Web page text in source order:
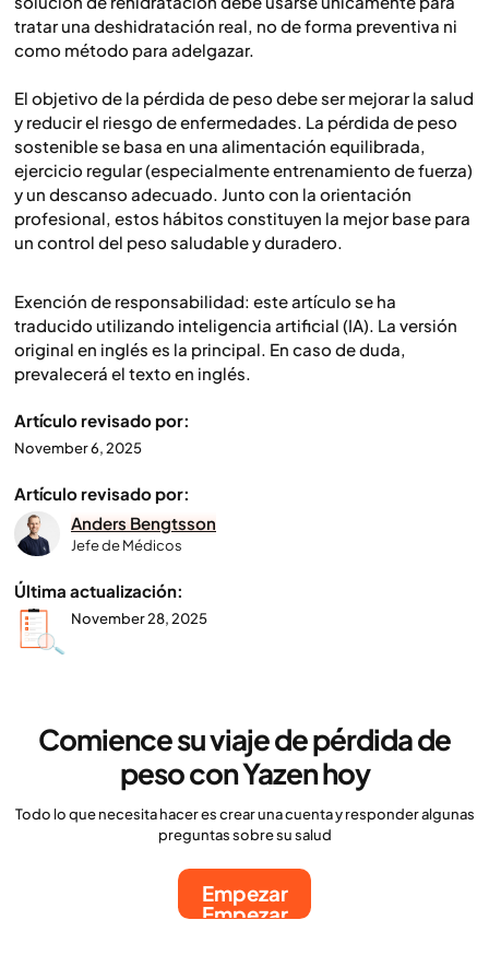
tratar una deshidratación real, no de forma preventiva ni
como método para adelgazar.
El objetivo de la pérdida de peso debe ser mejorar la salud
y reducir el riesgo de enfermedades. La pérdida de peso
sostenible se basa en una alimentación equilibrada,
ejercicio regular (especialmente entrenamiento de fuerza)
y un descanso adecuado. Junto con la orientación
profesional, estos hábitos constituyen la mejor base para
un control del peso saludable y duradero.
Exención de responsabilidad: este artículo se ha
traducido utilizando inteligencia artificial (IA). La versión
original en inglés es la principal. En caso de duda,
prevalecerá el texto en inglés.
Artículo revisado por:
November 6, 2025
Artículo revisado por:
Anders Bengtsson
Jefe de Médicos
Última actualización:
November 28, 2025
Comience su viaje de pérdida de
peso con Yazen hoy
Todo lo que necesita hacer es crear una cuenta y responder algunas
preguntas sobre su salud
Empezar
Empezar